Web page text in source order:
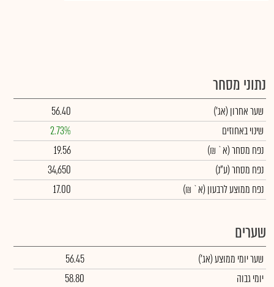
נתוני מסחר
שער אחרון (אג')
56.40
שינוי באחוזים
2.73%
נפח מסחר(א` ₪)
19.56
נפח מסחר(ע"נ)
34,650
נפח ממוצע לרבעון (א` ₪)
17.00
שערים
שער יומי ממוצע(אג')
56.45
יומי גבוה
58.80